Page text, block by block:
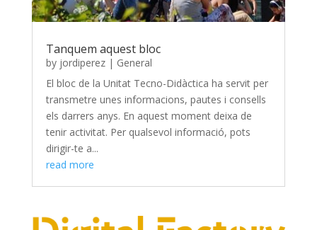
Tanquem aquest bloc
by jordiperez| General
El bloc de la Unitat Tecno-Didàctica ha servit per
transmetre unes informacions, pautes i consells
els darrers anys. En aquest moment deixa de
tenir activitat. Per qualsevol informació, pots
dirigir-te a...
read more